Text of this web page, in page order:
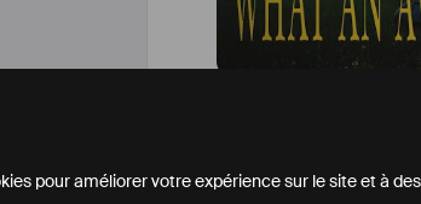
pour améliorer votre expérience sur le site et à